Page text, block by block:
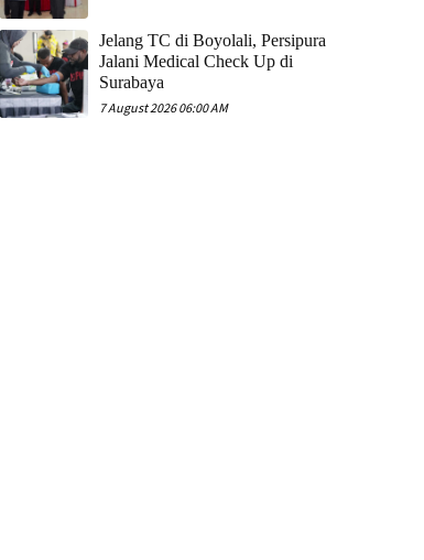
Jelang TC di Boyolali, Persipura
Jalani Medical Check Up di
Surabaya
7 August 2026 06:00 AM